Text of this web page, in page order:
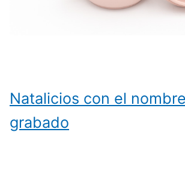
Natalicios con el
grabado